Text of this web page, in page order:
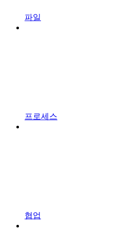
파일
프로세스
협업